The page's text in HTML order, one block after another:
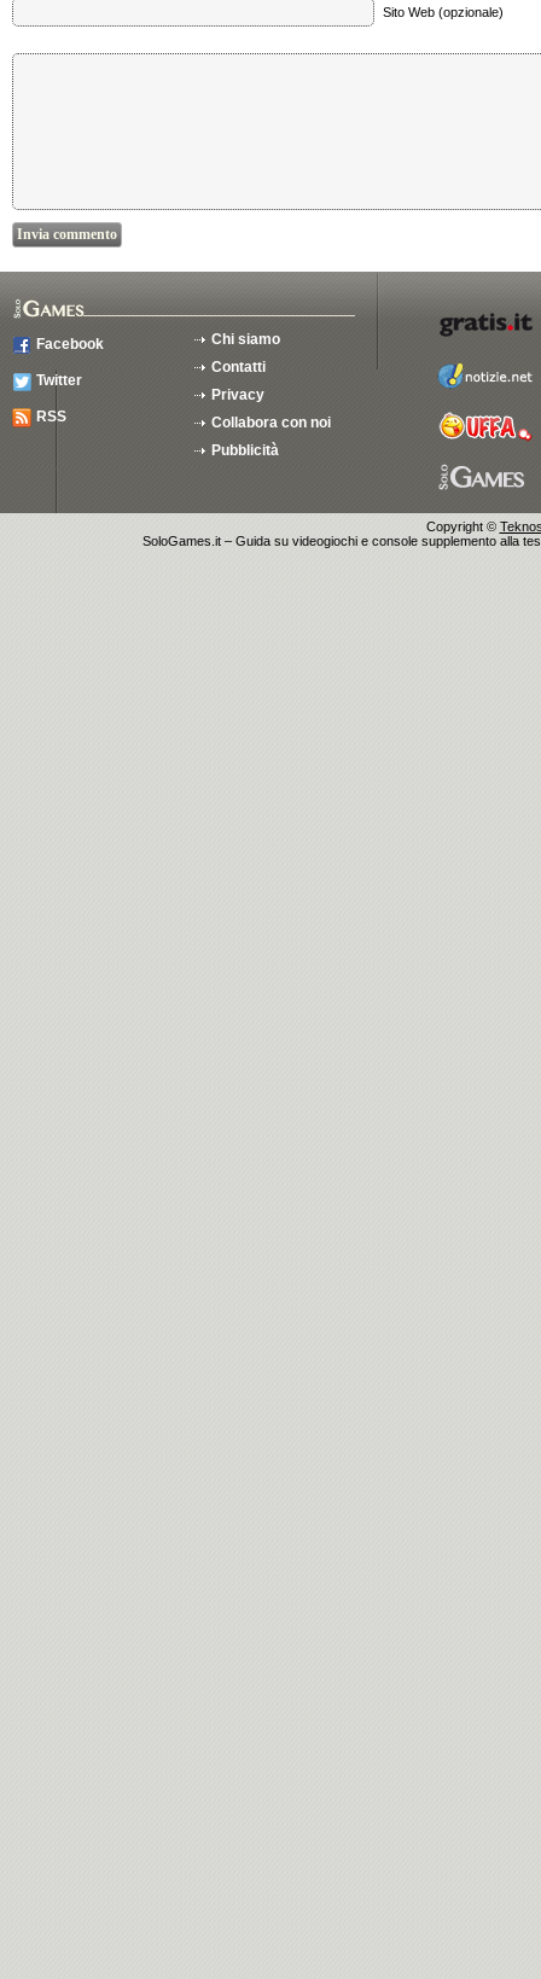
Sito Web (opzionale)
Facebook
Twitter
RSS
Chi siamo
Contatti
Privacy
Collabora con noi
Pubblicità
Copyright ©
SoloGames.it – Guida su videogiochi e console supplemento alla